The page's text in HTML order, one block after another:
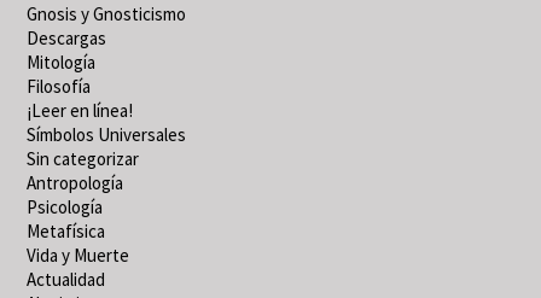
Gnosis y Gnosticismo
Descargas
Mitología
Filosofía
¡Leer en línea!
Símbolos Universales
Sin categorizar
Antropología
Psicología
Metafísica
Vida y Muerte
Actualidad